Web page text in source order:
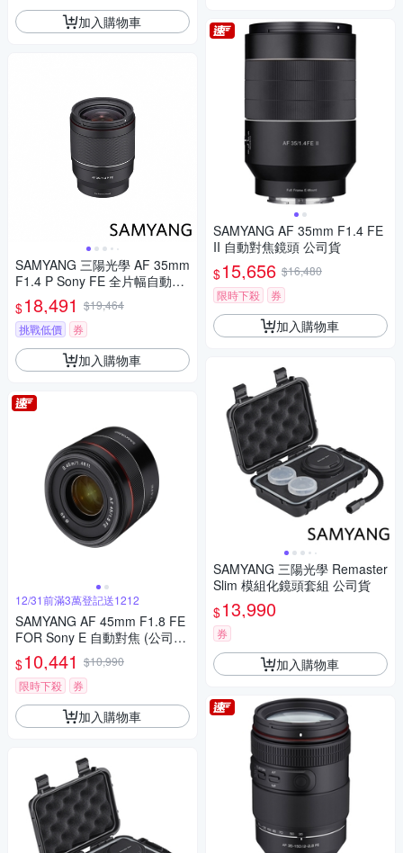
加入購物車
SAMYANG 三陽光學 AF 35mm
F1.4 P Sony FE 全片幅自動對
焦鏡頭 公司貨
$18,491 $19,464
挑戰低價
券
加入購物車
12/31前滿3萬登記送1212
SAMYANG AF 45mm F1.8 FE
FOR Sony E 自動對焦 (公司
貨)
$10,441 $10,990
限時下殺
券
加入購物車
SAMYANG AF 35mm F1.4 FE
II 自動對焦鏡頭 公司貨
$15,656 $16,480
限時下殺
券
加入購物車
SAMYANG 三陽光學 Remaster
Slim 模組化鏡頭套組 公司貨
$13,990
券
加入購物車